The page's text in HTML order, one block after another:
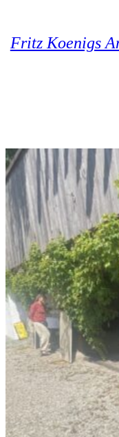
Fritz Koenigs